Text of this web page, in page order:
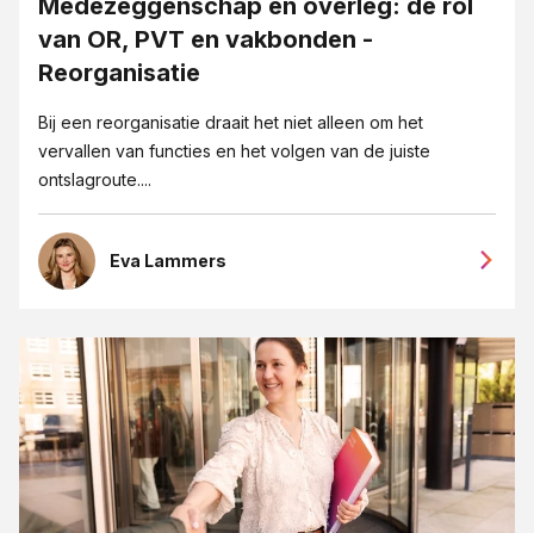
Medezeggenschap en overleg: de rol
van OR, PVT en vakbonden -
Reorganisatie
Bij een reorganisatie draait het niet alleen om het
vervallen van functies en het volgen van de juiste
ontslagroute....
Eva Lammers